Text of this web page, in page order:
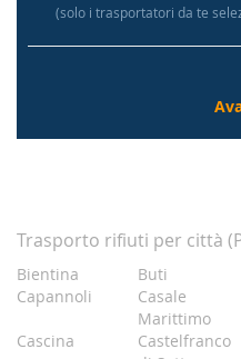
(solo i trasportatori da te
Trasporto rifiuti per città
Bientina Buti
Capannoli
Casale
Marittimo
Cascina
Castelfranco